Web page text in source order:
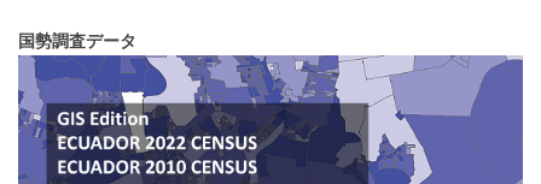
国勢調査データ